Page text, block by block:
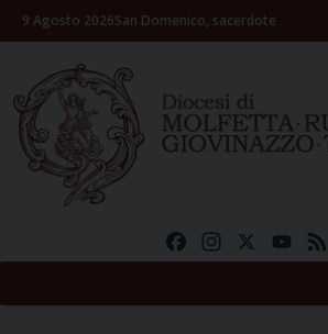
Skip9 Agosto 2026San Domenico, sacerdote
FacebookInstagram